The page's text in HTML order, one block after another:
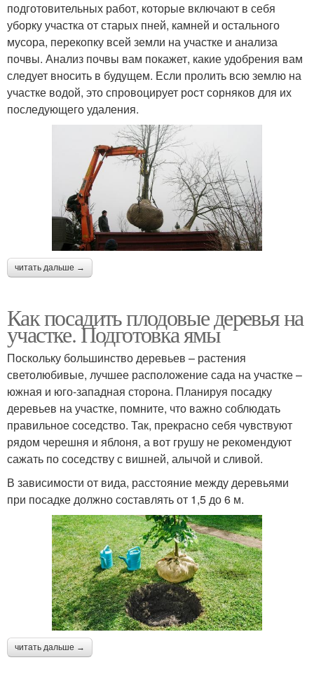
подготовительных работ, которые включают в себя
уборку участка от старых пней, камней и остального
мусора, перекопку всей земли на участке и анализа
почвы. Анализ почвы вам покажет, какие удобрения вам
следует вносить в будущем. Если пролить всю землю на
участке водой, это спровоцирует рост сорняков для их
последующего удаления.
читать дальше →
Как посадить плодовые деревья на
участке. Подготовка ямы
Поскольку большинство деревьев – растения
светолюбивые, лучшее расположение сада на участке –
южная и юго-западная сторона. Планируя посадку
деревьев на участке, помните, что важно соблюдать
правильное соседство. Так, прекрасно себя чувствуют
рядом черешня и яблоня, а вот грушу не рекомендуют
сажать по соседству с вишней, алычой и сливой.
В зависимости от вида, расстояние между деревьями
при посадке должно составлять от 1,5 до 6 м.
читать дальше →